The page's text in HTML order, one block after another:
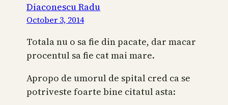
Diaconescu Radu
October 3, 2014
Totala nu o sa fie din pacate, dar macar
procentul sa fie cat mai mare.
Apropo de umorul de spital cred ca se
potriveste foarte bine citatul asta: